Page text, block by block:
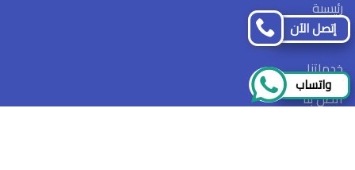
رئيسىة
ما نقدمه
خدماتنا
اتصل بنا
إتصل الآن
واتساب